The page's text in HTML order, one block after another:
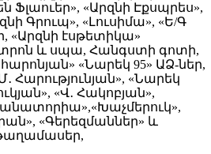
Ֆլաուեր», «Արզնի Էքսպրես»,
Գրուպ», «Լուսիմա», «Ե/Գ
«Արզնի էսթետիկա»
և սպա, Հանգստի գոտի,
«Նարեկ 95» ԱՁ-ներ,
Հարությունյան», «Նարեկ
«Վ․ Հակոբյան»,
«Գերեզմաններ» և